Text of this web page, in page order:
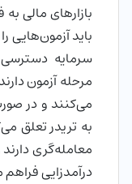
بازارهای مالی
باید آزمون‌هایی
سرمایه
مرحله آزمون
می‌کنند و در
به تریدر تعلق
معامله‌گری
درآمدزایی